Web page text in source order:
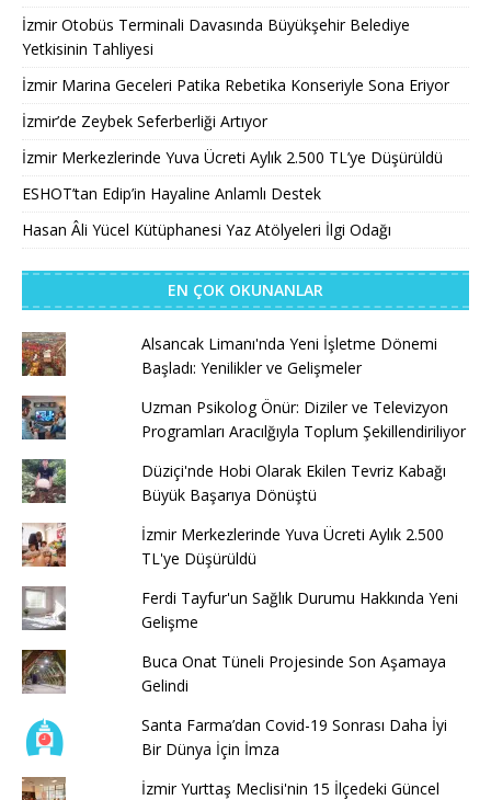
İzmir Otobüs Terminali Davasında Büyükşehir Belediye
Yetkisinin Tahliyesi
İzmir Marina Geceleri Patika Rebetika Konseriyle Sona Eriyor
İzmir’de Zeybek Seferberliği Artıyor
İzmir Merkezlerinde Yuva Ücreti Aylık 2.500 TL’ye Düşürüldü
ESHOT’tan Edip’in Hayaline Anlamlı Destek
Hasan Âli Yücel Kütüphanesi Yaz Atölyeleri İlgi Odağı
EN ÇOK OKUNANLAR
Alsancak Limanı'nda Yeni İşletme Dönemi
Başladı: Yenilikler ve Gelişmeler
Uzman Psikolog Önür: Diziler ve Televizyon
Programları Aracılğıyla Toplum Şekillendiriliyor
Düziçi'nde Hobi Olarak Ekilen Tevriz Kabağı
Büyük Başarıya Dönüştü
İzmir Merkezlerinde Yuva Ücreti Aylık 2.500
TL'ye Düşürüldü
Ferdi Tayfur'un Sağlık Durumu Hakkında Yeni
Gelişme
Buca Onat Tüneli Projesinde Son Aşamaya
Gelindi
Santa Farma’dan Covid-19 Sonrası Daha İyi
Bir Dünya İçin İmza
İzmir Yurttaş Meclisi'nin 15 İlçedeki Güncel